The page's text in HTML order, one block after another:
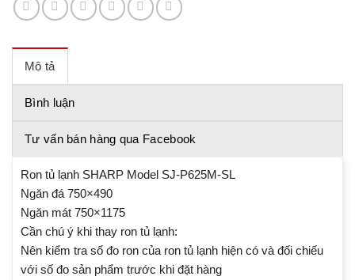
Mô tả
Bình luận
Tư vấn bán hàng qua Facebook
Ron tủ lạnh SHARP Model SJ-P625M-SL
Ngăn đá 750×490
Ngăn mát 750×1175
Cần chú ý khi thay ron tủ lạnh:
Nên kiểm tra số đo ron của ron tủ lạnh hiện có và đối chiếu
với số đo sản phẩm trước khi đặt hàng